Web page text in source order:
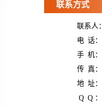
联系方式
联系人
电 话：
手 机：
传 真
地 址：
Q Q ：